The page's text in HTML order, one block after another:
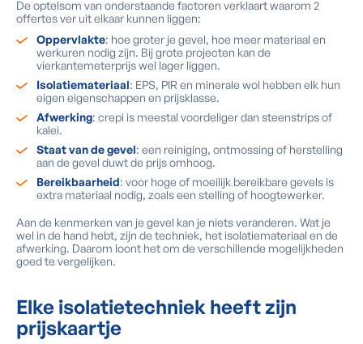
De optelsom van onderstaande factoren verklaart waarom 2
offertes ver uit elkaar kunnen liggen:
Oppervlakte: hoe groter je gevel, hoe meer materiaal en
werkuren nodig zijn. Bij grote projecten kan de
vierkantemeterprijs wel lager liggen.
Isolatiemateriaal: EPS, PIR en minerale wol hebben elk hun
eigen eigenschappen en prijsklasse.
Afwerking: crepi is meestal voordeliger dan steenstrips of
kalei.
Staat van de gevel: een reiniging, ontmossing of herstelling
aan de gevel duwt de prijs omhoog.
Bereikbaarheid: voor hoge of moeilijk bereikbare gevels is
extra materiaal nodig, zoals een stelling of hoogtewerker.
Aan de kenmerken van je gevel kan je niets veranderen. Wat je
wel in de hand hebt, zijn de techniek, het isolatiemateriaal en de
afwerking. Daarom loont het om de verschillende mogelijkheden
goed te vergelijken.
Elke isolatietechniek heeft zijn
prijskaartje